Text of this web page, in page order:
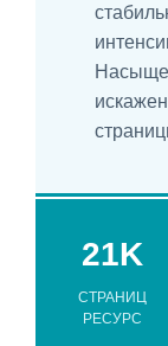
21K
СТРАНИЦ
РЕСУРС